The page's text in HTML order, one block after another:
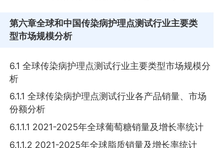
第六章全球和中国传染病护理点测试行业主要类
型市场规模分析
6.1 全球传染病护理点测试行业主要类型市场规模分
析
6.1.1 全球传染病护理点测试行业各产品销量、市场
份额分析
6.1.1.1 2021-2025年全球葡萄糖销量及增长率统计
6.1.1.2 2021-2025年全球脂质销量及增长率统计